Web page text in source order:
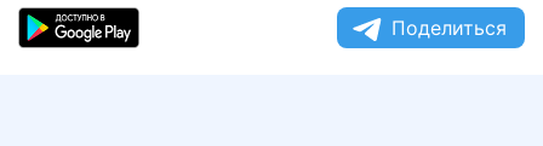
Поделиться